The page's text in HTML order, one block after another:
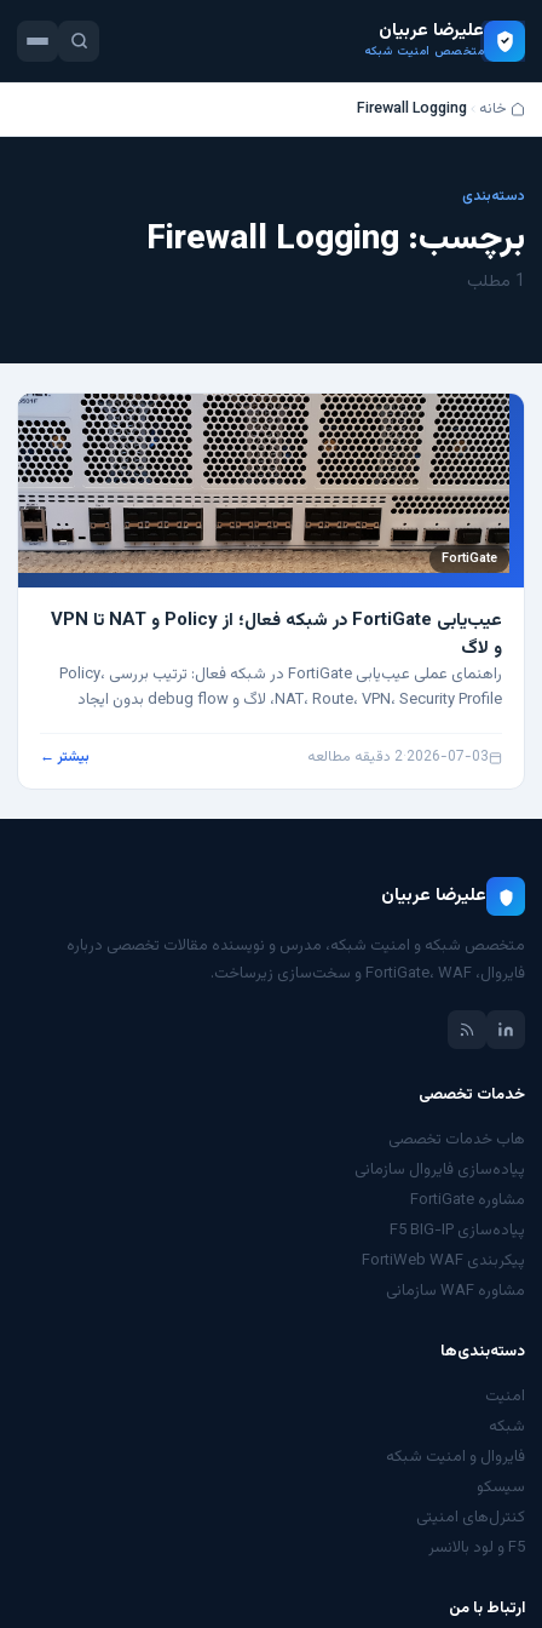
علیرضا عربیان
متخصص امنیت شبکه
خانه Firewall Logging
دسته‌بندی
برچسب: Firewall Logging
1 مطلب
FortiGate
عیب‌یابی FortiGate در شبکه فعال؛ از Policy و NAT تا VPN
و لاگ
راهنمای عملی عیب‌یابی FortiGate در شبکه فعال: ترتیب بررسی Policy،
NAT، Route، VPN، Security Profile، لاگ و debug flow بدون ایجاد
2026-07-03
·2 دقیقه مطالعه بیشتر ←
علیرضا عربیان
متخصص شبکه و امنیت شبکه، مدرس و نویسنده مقالات تخصصی درباره
فایروال، FortiGate، WAF و سخت‌سازی زیرساخت.
خدمات تخصصی
هاب خدمات تخصصی
پیاده‌سازی فایروال سازمانی
مشاوره FortiGate
پیاده‌سازی F5 BIG-IP
پیکربندی FortiWeb WAF
مشاوره WAF سازمانی
دسته‌بندی‌ها
امنیت
شبکه
فایروال و امنیت شبکه
سیسکو
کنترل‌های امنیتی
F5 و لود بالانسر
ارتباط با من